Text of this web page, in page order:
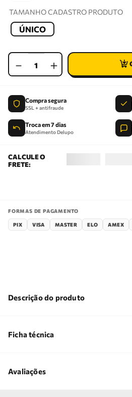
TAMANHO CADASTRO PRODUTO
ÚNICO
＋
－
Compra segura
SSL + antifraude
Troca em 7 dias
Atendimento Delupo
FORMAS DE PAGAMENTO
PIX VISA MASTER ELO AMEX
Descrição do produto
Ficha técnica
Avaliações